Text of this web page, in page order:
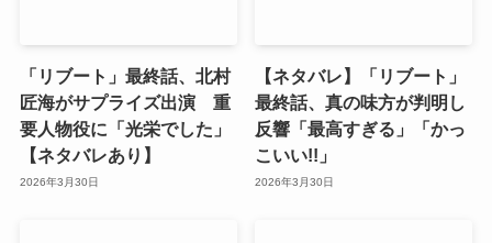
「リブート」最終話、北村
匠海がサプライズ出演 重
要人物役に「光栄でした」
【ネタバレあり】
2026年3月30日
【ネタバレ】「リブート」
最終話、真の味方が判明し
反響「最高すぎる」「かっ
こいい!!」
2026年3月30日